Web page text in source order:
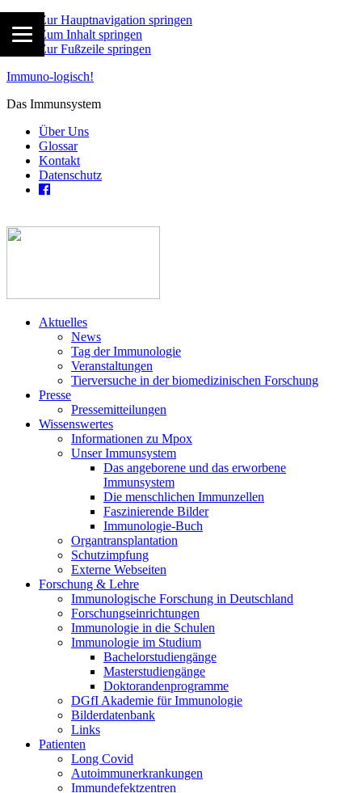
Zur Hauptnavigation springen
Zum Inhalt springen
Zur Fußzeile springen
Immuno-logisch!
Das Immunsystem
Über Uns
Glossar
Kontakt
Datenschutz
Aktuelles
News
Tag der Immunologie
Veranstaltungen
Tierversuche in der biomedizinischen Forschung
Presse
Pressemitteilungen
Wissenswertes
Informationen zu Mpox
Unser Immunsystem
Das angeborene und das erworbene
Immunsystem
Die menschlichen Immunzellen
Faszinierende Bilder
Immunologie-Buch
Organtransplantation
Schutzimpfung
Externe Webseiten
Forschung & Lehre
Immunologische Forschung in Deutschland
Forschungseinrichtungen
Immunologie in die Schulen
Immunologie im Studium
Bachelorstudiengänge
Masterstudiengänge
Doktorandenprogramme
DGfI Akademie für Immunologie
Bilderdatenbank
Links
Patienten
Long Covid
Autoimmunerkrankungen
Immundefektzentren